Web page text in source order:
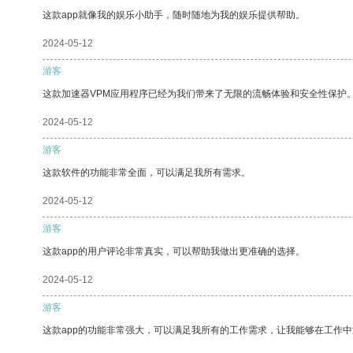
这款app就像我的娱乐小助手，随时随地为我的娱乐提供帮助。
2024-05-12
游客
这款加速器VPM应用程序已经为我们带来了无限的流畅体验和安全性保护。
2024-05-12
游客
这款软件的功能非常全面，可以满足我所有需求。
2024-05-12
游客
这款app的用户评论非常真实，可以帮助我做出更准确的选择。
2024-05-12
游客
这款app的功能非常强大，可以满足我所有的工作需求，让我能够在工作中